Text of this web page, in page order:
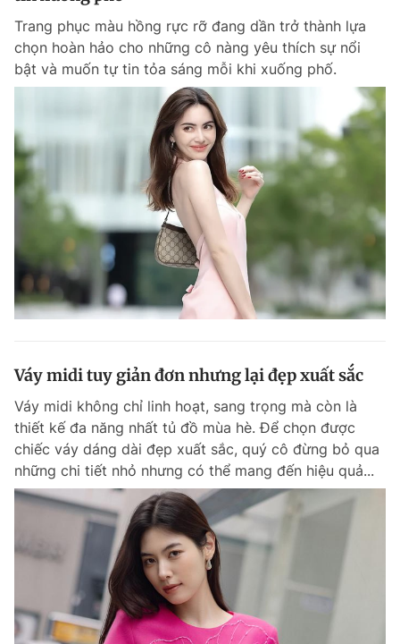
Trang phục màu hồng rực rỡ đang dần trở thành lựa
chọn hoàn hảo cho những cô nàng yêu thích sự nổi
bật và muốn tự tin tỏa sáng mỗi khi xuống phố.
Váy midi tuy giản đơn nhưng lại đẹp xuất sắc
Váy midi không chỉ linh hoạt, sang trọng mà còn là
thiết kế đa năng nhất tủ đồ mùa hè. Để chọn được
chiếc váy dáng dài đẹp xuất sắc, quý cô đừng bỏ qua
những chi tiết nhỏ nhưng có thể mang đến hiệu quả...